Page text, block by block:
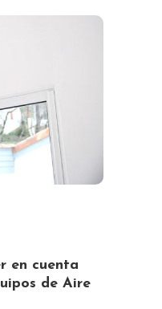
en cuenta
de Aire